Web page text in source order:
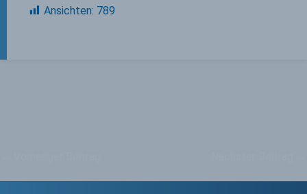
Ansichten: 789